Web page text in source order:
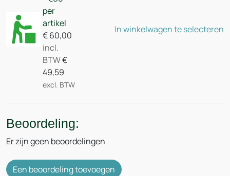
per
artikel
€60,00
incl.
BTW€
49,59
excl. BTW
In winkelwagen te selecteren
Beoordeling:
Er zijn geen beoordelingen
Een beoordeling toevoegen